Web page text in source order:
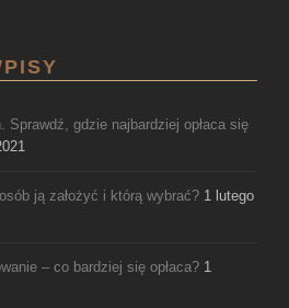
Sprawdź, gdzie najbardziej opłaca się
ją założyć i którą wybrać? 1 lutego
– co bardziej się opłaca? 1